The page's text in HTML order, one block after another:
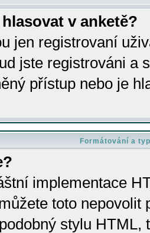
v anketě?
jen registrovaní
jste registrováni a
přístup nebo je
Formátování a
implementace
toto
stylu HTML,